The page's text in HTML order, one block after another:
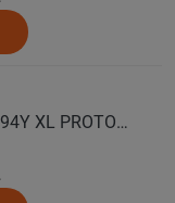
DAVANTI Автошина 225/45 ZR17 94Y XL PROTOURA SPORT RPR лето